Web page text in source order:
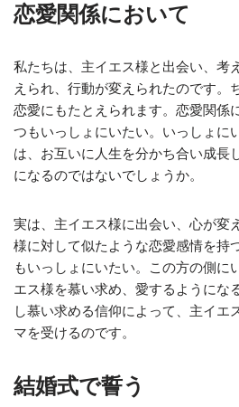
恋愛関係において
私たちは、主イエス様と出会い、考
えられ、行動が変えられたのです。
恋愛にもたとえられます。恋愛関係
つもいっしょにいたい。いっしょに
は、お互いに人生を分かち合い成長
になるのではないでしょうか。
実は、主イエス様に出会い、心が変
様に対して似たような恋愛感情を持
もいっしょにいたい。この方の側に
エス様を慕い求め、愛するようにな
し慕い求める信仰によって、主イエ
マを受けるのです。
結婚式で誓う